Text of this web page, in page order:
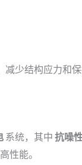
减少结构应力和
系统，其中 抗噪
性能。